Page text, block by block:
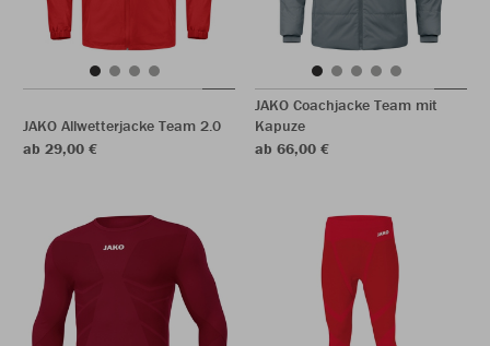
JAKO Allwetterjacke Team 2.0
ab 29,00 €
JAKO Coachjacke Team mit
Kapuze
ab 66,00 €